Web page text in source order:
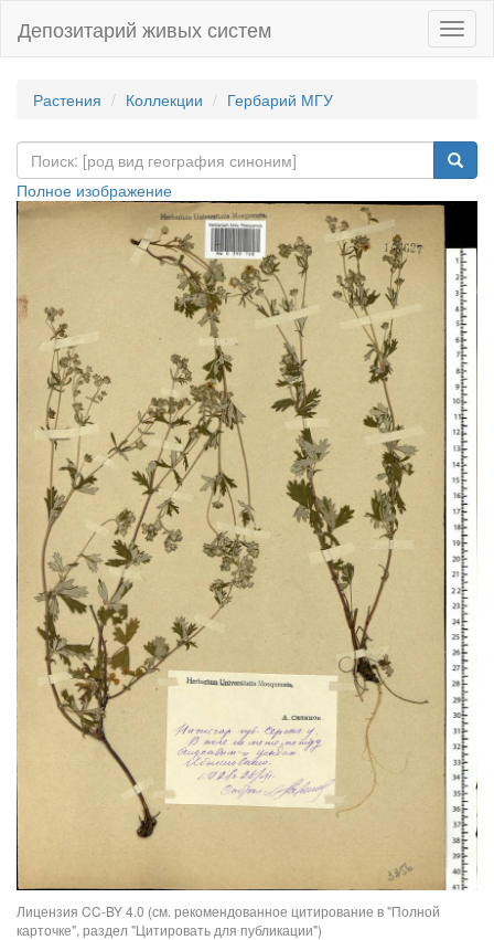
Депозитарий живых систем
Растения Коллекции Гербарий МГУ
Полное изображение
Лицензия CC-BY 4.0 (см. рекомендованное цитирование в "Полной
карточке", раздел "Цитировать для публикации")